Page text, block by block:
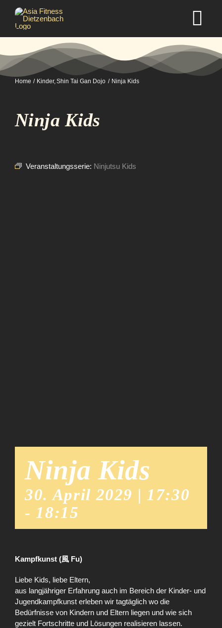
Inhalt
springen
Selbstverteidigung
Home Kinder Shin Tai Gan Dojo Ninja Kids
Ninja Kids
Veranstaltungsserie: Ninjutsu Kids
Ninja Kids
30. April 2029 | 17:30
- 18:15
Kampfkunst (風 Fu)
Liebe Kids, liebe Eltern,
aus langjähriger Erfahrung auch im Bereich der Kinder- und
Jugendkampfkunst erleben wir tagtäglich wo die
Bedürfnisse von Kindern und Eltern liegen und wie sich
gezielt Fortschritte und Lösungen realisieren lassen.